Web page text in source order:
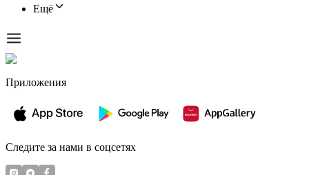
Ещё
Приложения
Следите за нами в соцсетях